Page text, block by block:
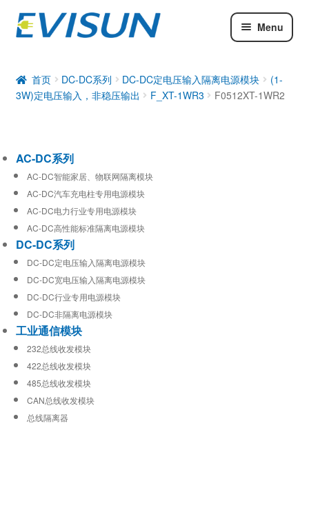
Menu
DC-DC系列
工业通信模块
首页 DC-DC系列 DC-DC定电压输入隔离电源模块
(1-
3W)定电压输入，非稳压输出
F_XT-1WR3 F0512XT-1WR2
AC-DC系列
AC-DC智能家居、物联网隔离模块
AC-DC汽车充电柱专用电源模块
AC-DC电力行业专用电源模块
AC-DC高性能标准隔离电源模块
DC-DC系列
DC-DC定电压输入隔离电源模块
DC-DC宽电压输入隔离电源模块
DC-DC行业专用电源模块
DC-DC非隔离电源模块
工业通信模块
232总线收发模块
422总线收发模块
485总线收发模块
CAN总线收发模块
总线隔离器